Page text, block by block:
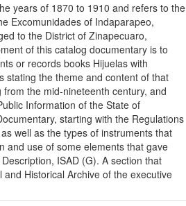
years of 1870 to 1910 and refers to the
Excomunidades of Indaparapeo,
to the District of Zinapecuaro,
of this catalog documentary is to
or records books Hijuelas with
stating the theme and content of that
the mid-nineteenth century, and
Information of the State of
starting with the Regulations
well as the types of instruments that
and use of some elements that gave
ISAD (G). A section that
Historical Archive of the executive